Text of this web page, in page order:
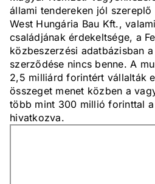
állami tendereken jól
West Hungária Bau Kft.,
családjának érdekeltsége, a
közbeszerzési adatbázisban
szerződése nincs benne. A
2,5 milliárd forintért vállalták
összeget menet közben a
több mint 300 millió forinttal
hivatkozva.